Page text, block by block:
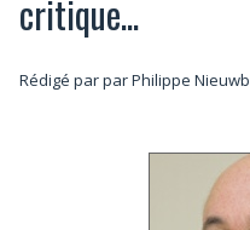
critique...
Rédigé par par Philippe